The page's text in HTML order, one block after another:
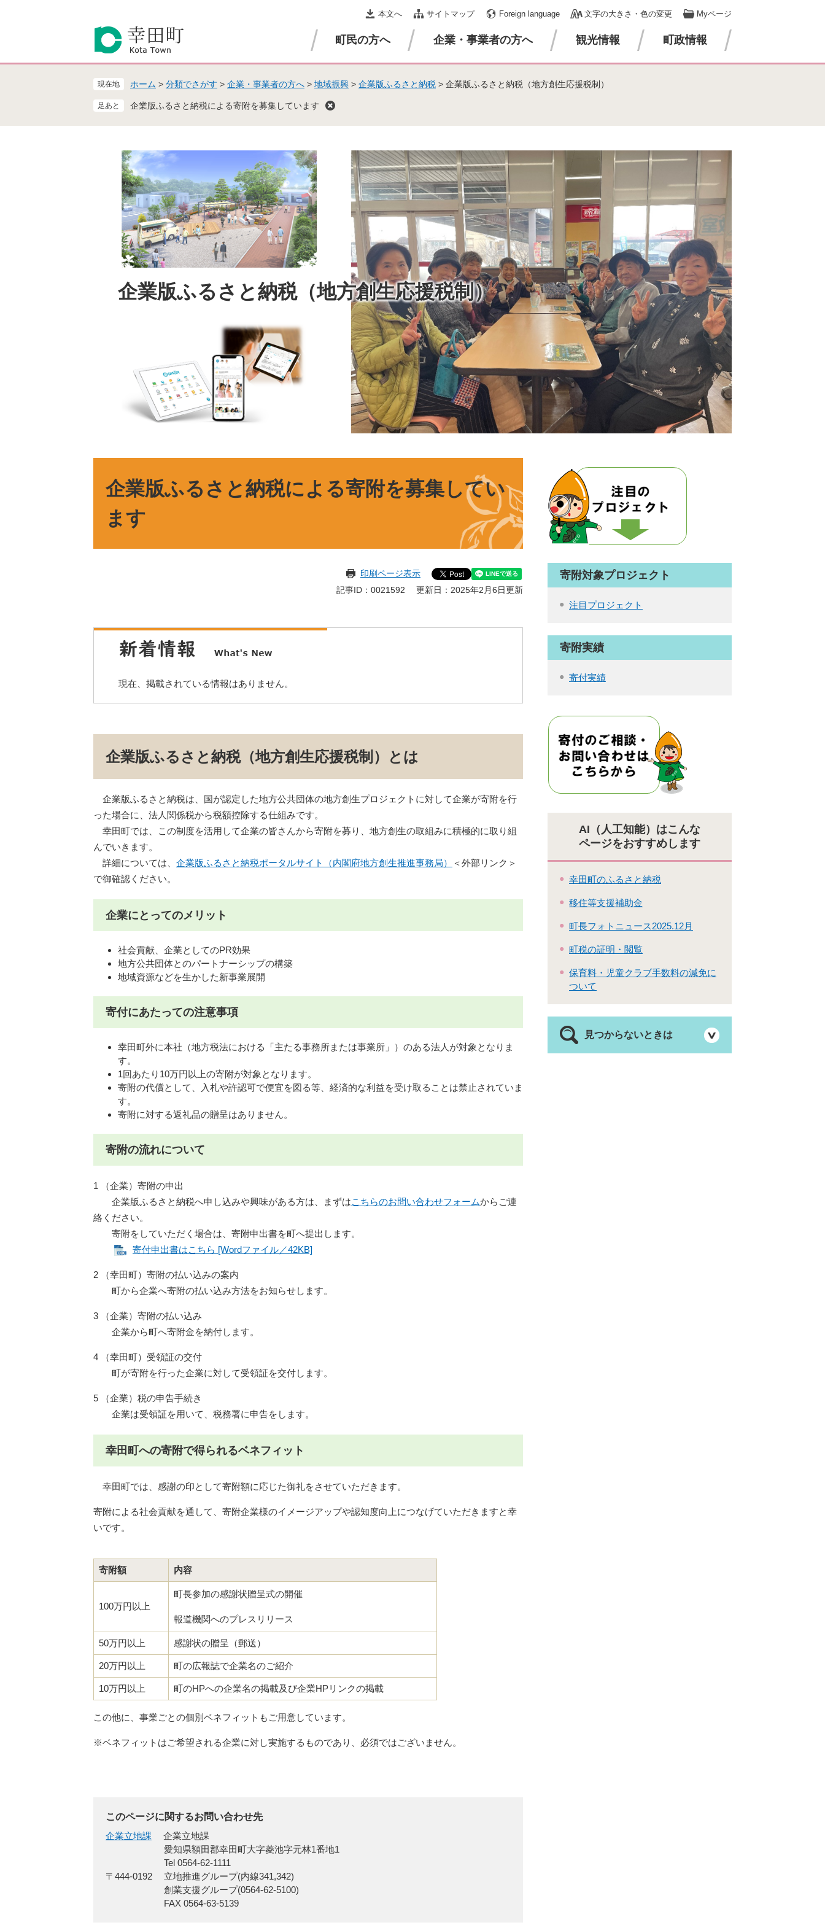
先
を
本
本文へ サイトマップ Foreign language 文字の大きさ・色の変更 Myページ
町民の方へ 企業・事業者の方へ 観光情報 町政情報
現在地 ホーム > 分類でさがす > 企業・事業者の方へ > 地域振興 > 企業版ふるさと納税 > 企業版ふるさと納税（地方創生応援税制）
企業版ふるさと納税による寄附を募集しています
企業版ふるさと納税（地方創生応援税制）
企業版ふるさと納税による寄附を募集してい
ます
印刷ページ表示
記事ID：0021592
更新日：2025年2月6日更新
現在、掲載されている情報はありません。
企業版ふるさと納税（地方創生応援税制）とは
企業版ふるさと納税は、国が認定した地方公共団体の地方創生プロジェクトに対して企業が寄附を行
った場合に、法人関係税から税額控除する仕組みです。
幸田町では、この制度を活用して企業の皆さんから寄附を募り、地方創生の取組みに積極的に取り組
んでいきます。
詳細については、 企業版ふるさと納税ポータルサイト（内閣府地方創生推進事務局）
＜外部リンク＞
で御確認ください。
企業にとってのメリット
社会貢献、企業としてのPR効果
地方公共団体とのパートナーシップの構築
地域資源などを生かした新事業展開
寄付にあたっての注意事項
幸田町外に本社（地方税法における「主たる事務所または事業所」）のある法人が対象となりま
す。
1回あたり10万円以上の寄附が対象となります。
寄附の代償として、入札や許認可で便宜を図る等、経済的な利益を受け取ることは禁止されていま
す。
寄附に対する返礼品の贈呈はありません。
寄附の流れについて
1 （企業）寄附の申出
企業版ふるさと納税へ申し込みや興味がある方は、まずはこちらのお問い合わせフォームからご連
絡ください。
寄附をしていただく場合は、寄附申出書を町へ提出します。
寄付申出書はこちら [Wordファイル／42KB]
2 （幸田町）寄附の払い込みの案内
町から企業へ寄附の払い込み方法をお知らせします。
3 （企業）寄附の払い込み
企業から町へ寄附金を納付します。
4 （幸田町）受領証の交付
町が寄附を行った企業に対して受領証を交付します。
5 （企業）税の申告手続き
企業は受領証を用いて、税務署に申告をします。
幸田町への寄附で得られるベネフィット
幸田町では、感謝の印として寄附額に応じた御礼をさせていただきます。
寄附による社会貢献を通して、寄附企業様のイメージアップや認知度向上につなげていただきますと幸
いです。
寄附額 内容
100万円以上
町長参加の感謝状贈呈式の開催
報道機関へのプレスリリース
50万円以上 感謝状の贈呈（郵送）
20万円以上 町の広報誌で企業名のご紹介
10万円以上 町のHPへの企業名の掲載及び企業HPリンクの掲載
この他に、事業ごとの個別ベネフィットもご用意しています。
※ベネフィットはご希望される企業に対し実施するものであり、必須ではございません。
このページに関するお問い合わせ先
企業立地課
企業立地課
〒444-0192
愛知県額田郡幸田町大字菱池字元林1番地1
Tel 0564-62-1111
立地推進グループ(内線341,342)
創業支援グループ(0564-62-5100)
FAX 0564-63-5139
寄附対象プロジェクト
注目プロジェクト
寄附実績
寄付実績
AI（人工知能）はこんな
ページをおすすめします
幸田町のふるさと納税
移住等支援補助金
町長フォトニュース2025.12月
町税の証明・閲覧
保育料・児童クラブ手数料の減免に
ついて
見つからないときは